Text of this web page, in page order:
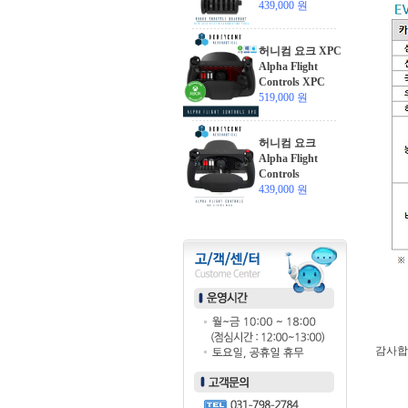
439,000 원
허니컴 요크 XPC
Alpha Flight
Controls XPC
519,000 원
허니컴 요크
Alpha Flight
Controls
439,000 원
감사